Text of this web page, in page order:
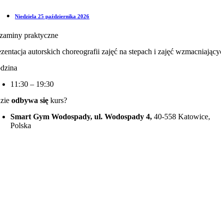
Niedziela 25 października 2026
praktyczne
autorskich choreografii zajęć na stepach i zajęć
11:30 – 19:30
odbywa się kurs?
Smart Gym Wodospady, ul. Wodospady 4, 40-558 Katowice,
Polska